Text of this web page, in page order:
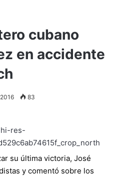
cubano
en accidente
83
su última victoria, José
y comentó sobre los